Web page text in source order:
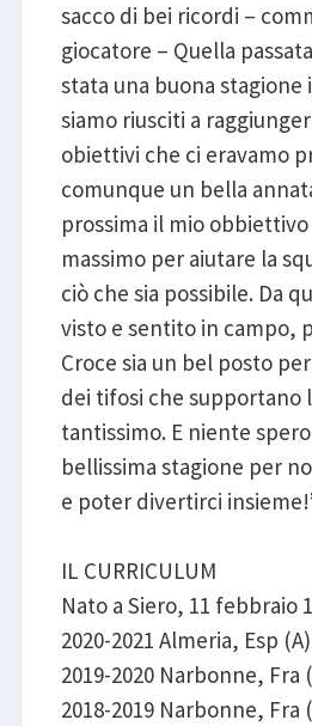
sacco di bei ricordi –
giocatore – Quella
stata una buona stagione
siamo riusciti a
obiettivi che ci eravamo
comunque un bella
prossima il mio
massimo per aiutare la
ciò che sia possibile. Da
visto e sentito in campo,
Croce sia un bel posto
dei tifosi che supportano
tantissimo. E niente
bellissima stagione per
e poter divertirci
IL CURRICULUM
Nato a Siero, 11 febbraio
2020-2021 Almeria, Esp (A)
2019-2020 Narbonne, Fra
2018-2019 Narbonne, Fra